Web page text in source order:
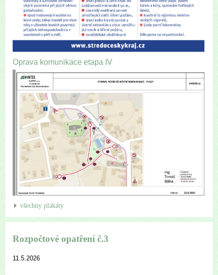
Oprava komunikace etapa IV
všechny plakáty
Rozpočtové opatření č.3
11.5.2026